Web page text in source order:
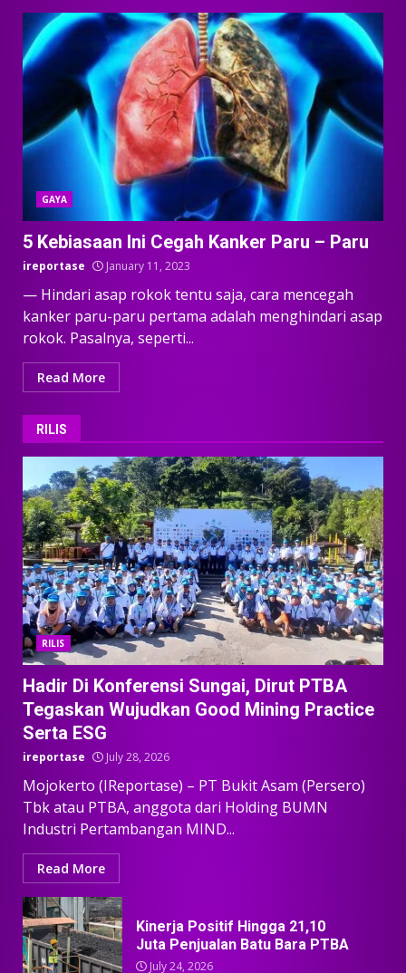
GAYA
5 Kebiasaan Ini Cegah Kanker Paru – Paru
ireportase January 11, 2023
— Hindari asap rokok tentu saja, cara mencegah
kanker paru-paru pertama adalah menghindari asap
rokok. Pasalnya, seperti...
Read More
RILIS
RILIS
Hadir Di Konferensi Sungai, Dirut PTBA
Tegaskan Wujudkan Good Mining Practice
Serta ESG
ireportase July 28, 2026
Mojokerto (IReportase) – PT Bukit Asam (Persero)
Tbk atau PTBA, anggota dari Holding BUMN
Industri Pertambangan MIND...
Read More
Kinerja Positif Hingga 21,10
Juta Penjualan Batu Bara PTBA
July 24, 2026